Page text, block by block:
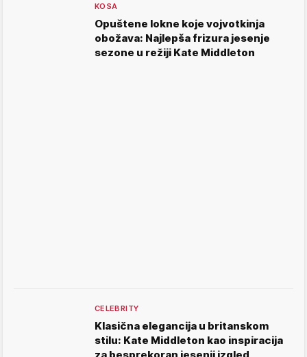
KOSA
Opuštene lokne koje vojvotkinja
obožava: Najlepša frizura jesenje
sezone u režiji Kate Middleton
CELEBRITY
Klasična elegancija u britanskom
stilu: Kate Middleton kao inspiracija